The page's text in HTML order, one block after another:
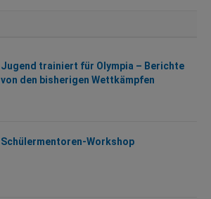
Jugend trainiert für Olympia – Berichte
von den bisherigen Wettkämpfen
Schülermentoren-Workshop